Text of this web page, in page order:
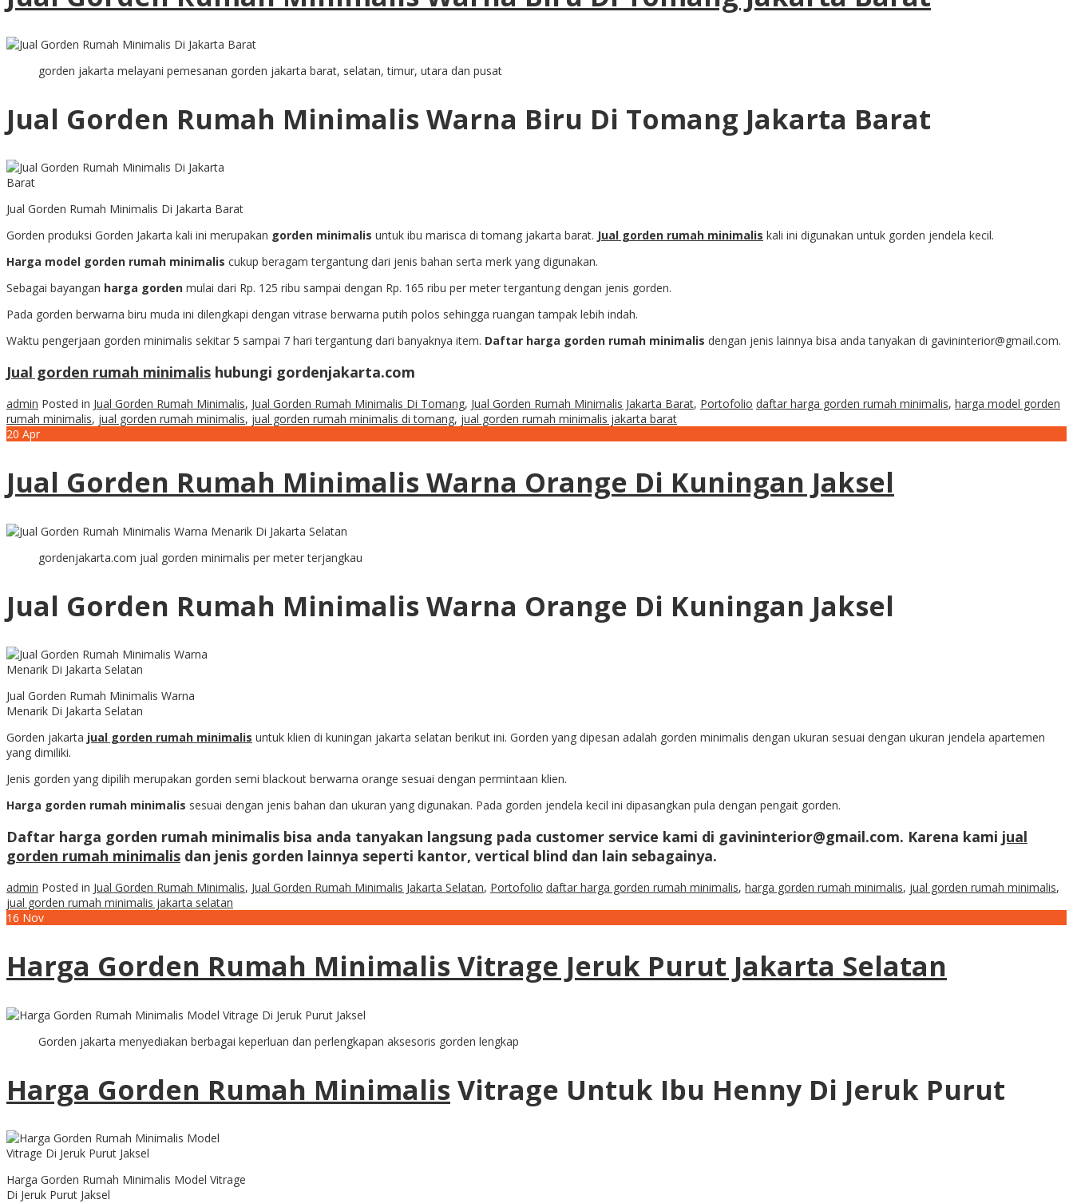
gorden jakarta melayani pemesanan gorden jakarta barat, selatan, timur, utara dan pusat
Jual Gorden Rumah Minimalis Warna Biru Di Tomang Jakarta Barat
Jual Gorden Rumah Minimalis Di Jakarta Barat
Gorden produksi Gorden Jakarta kali ini merupakan gorden minimalis untuk ibu marisca di tomang jakarta barat. Jual gorden rumah minimalis kali ini digunakan untuk gorden jendela kecil.
Harga model gorden rumah minimalis cukup beragam tergantung dari jenis bahan serta merk yang digunakan.
Sebagai bayangan harga gorden mulai dari Rp. 125 ribu sampai dengan Rp. 165 ribu per meter tergantung dengan jenis gorden.
Pada gorden berwarna biru muda ini dilengkapi dengan vitrase berwarna putih polos sehingga ruangan tampak lebih indah.
Waktu pengerjaan gorden minimalis sekitar 5 sampai 7 hari tergantung dari banyaknya item. Daftar harga gorden rumah minimalis dengan jenis lainnya bisa anda tanyakan di gavininterior@gmail.com.
Jual gorden rumah minimalis hubungi gordenjakarta.com
admin Posted in Jual Gorden Rumah Minimalis, Jual Gorden Rumah Minimalis Di Tomang, Jual Gorden Rumah Minimalis Jakarta Barat, Portofolio daftar harga gorden rumah minimalis, harga model gorden
rumah minimalis, jual gorden rumah minimalis, jual gorden rumah minimalis di tomang, jual gorden rumah minimalis jakarta barat
20 Apr
Jual Gorden Rumah Minimalis Warna Orange Di Kuningan Jaksel
gordenjakarta.com jual gorden minimalis per meter terjangkau
Jual Gorden Rumah Minimalis Warna Orange Di Kuningan Jaksel
Jual Gorden Rumah Minimalis Warna
Menarik Di Jakarta Selatan
Gorden jakarta jual gorden rumah minimalis untuk klien di kuningan jakarta selatan berikut ini. Gorden yang dipesan adalah gorden minimalis dengan ukuran sesuai dengan ukuran jendela apartemen
yang dimiliki.
Jenis gorden yang dipilih merupakan gorden semi blackout berwarna orange sesuai dengan permintaan klien.
Harga gorden rumah minimalis sesuai dengan jenis bahan dan ukuran yang digunakan. Pada gorden jendela kecil ini dipasangkan pula dengan pengait gorden.
Daftar harga gorden rumah minimalis bisa anda tanyakan langsung pada customer service kami di gavininterior@gmail.com. Karena kami jual
gorden rumah minimalis dan jenis gorden lainnya seperti kantor, vertical blind dan lain sebagainya.
admin Posted in Jual Gorden Rumah Minimalis, Jual Gorden Rumah Minimalis Jakarta Selatan, Portofolio daftar harga gorden rumah minimalis, harga gorden rumah minimalis, jual gorden rumah minimalis,
jual gorden rumah minimalis jakarta selatan
16 Nov
Harga Gorden Rumah Minimalis Vitrage Jeruk Purut Jakarta Selatan
Gorden jakarta menyediakan berbagai keperluan dan perlengkapan aksesoris gorden lengkap
Harga Gorden Rumah MinimalisVitrage Untuk Ibu Henny Di Jeruk Purut
Harga Gorden Rumah Minimalis Model Vitrage
Di Jeruk Purut Jaksel